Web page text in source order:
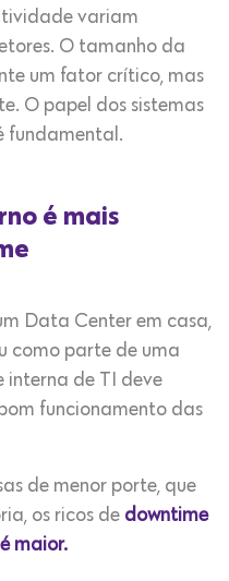
variam
O tamanho da
um fator crítico, mas
O papel dos sistemas
fundamental.
é mais
Data Center em casa,
como parte de uma
interna de TI deve
funcionamento das
de menor porte, que
os ricos de downtime
maior.